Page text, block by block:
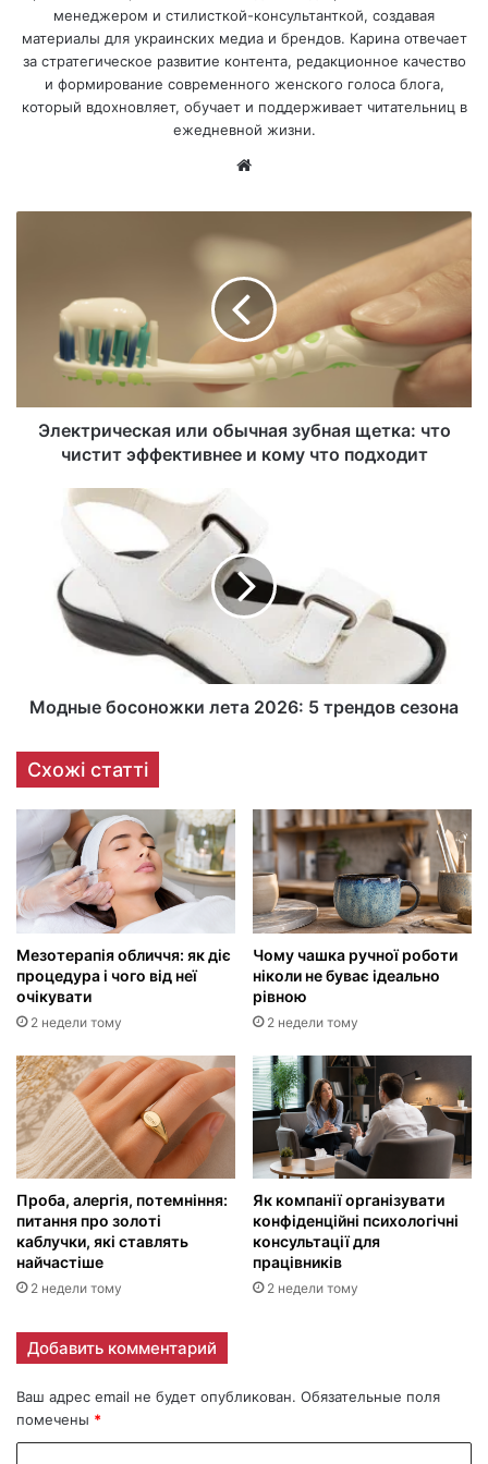
менеджером и стилисткой-консультанткой, создавая
материалы для украинских медиа и брендов. Карина отвечает
за стратегическое развитие контента, редакционное качество
и формирование современного женского голоса блога,
который вдохновляет, обучает и поддерживает читательниц в
ежедневной жизни.
Электрическая или обычная зубная щетка: что
чистит эффективнее и кому что подходит
Модные босоножки лета 2026: 5 трендов сезона
Схожі статті
Мезотерапія обличчя: як діє
процедура і чого від неї
очікувати
2 недели тому
Чому чашка ручної роботи
ніколи не буває ідеально
рівною
2 недели тому
Проба, алергія, потемніння:
питання про золоті
каблучки, які ставлять
найчастіше
2 недели тому
Як компанії організувати
конфіденційні психологічні
консультації для
працівників
2 недели тому
Добавить комментарий
Ваш адрес email не будет опубликован. Обязательные поля
помечены *